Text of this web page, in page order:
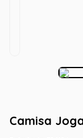
Camisa